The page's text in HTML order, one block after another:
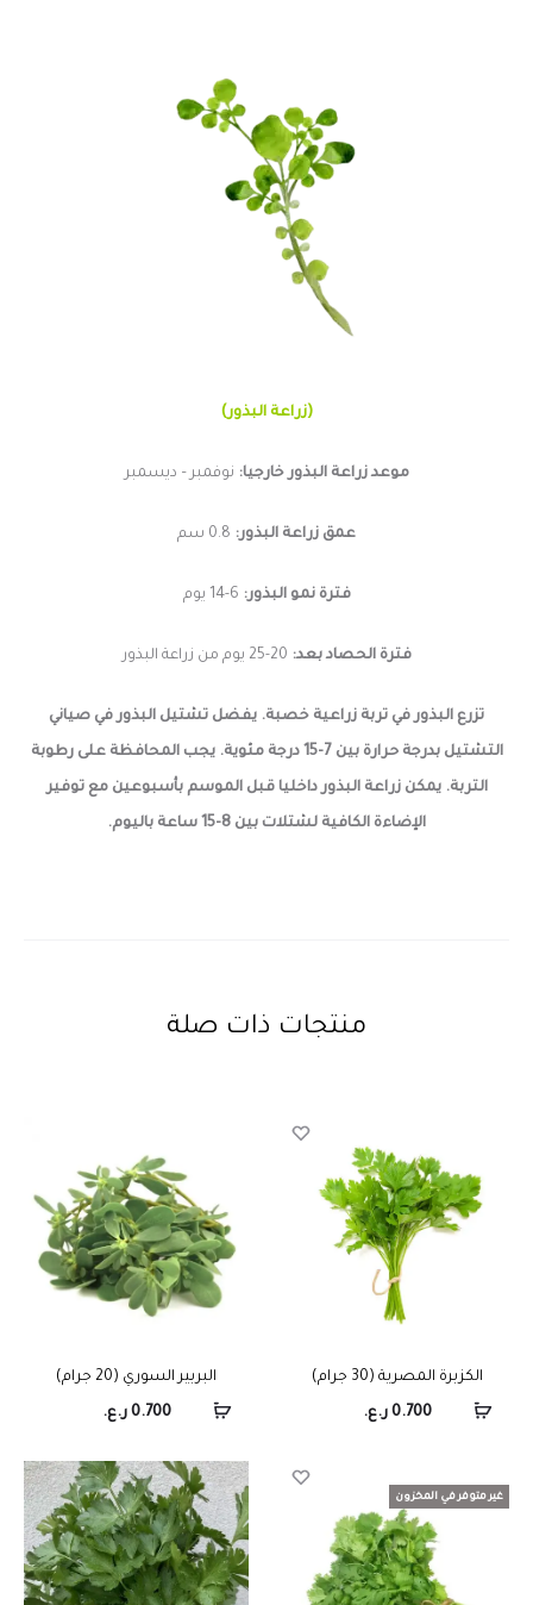
(زراعة البذور)
موعد زراعة البذور خارجيا: نوفمبر – ديسمبر
عمق زراعة البذور:
فترة نمو البذور:
فترة الحصاد بعد:
تزرع البذور في تربة زراعية خصبة. يفضل تشتيل البذور في صياني
التشتيل بدرجة حرارة بين 7-15 درجة مئوية. يجب المحافظة على رطوبة
التربة. يمكن زراعة البذور داخليا قبل الموسم بأسبوعين مع توفير
الإضاءة الكافية لشتلات بين 8-15 ساعة باليوم.
منتجات ذات صلة
الكزبرة المصرية (30 جرام)
0.700 ر.ع.
البربير السوري (20 جرام)
0.700 ر.ع.
غير متوفر في المخزون